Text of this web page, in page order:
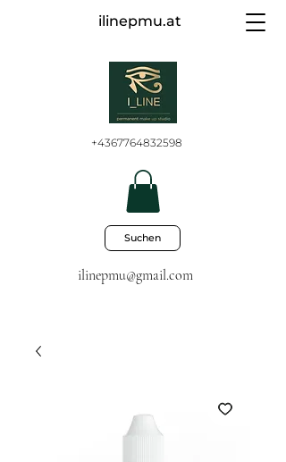
ilinepmu.at
ilinepmu@gmail.com
Suchen
+4367764832598